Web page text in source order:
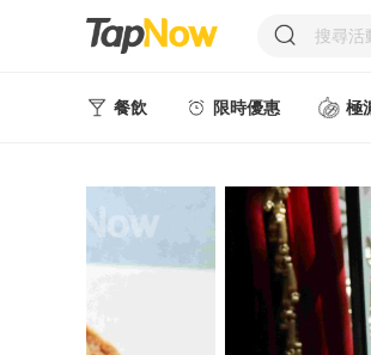
餐飲
中式美食
西式美食
台式美食
限時優惠 極